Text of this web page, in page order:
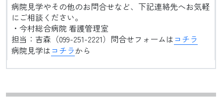
病院見学やその他のお問合せなど、下記連絡先へお気軽
にご相談ください。
・今村総合病院 看護管理室
担当：吉森（099-251-2221）問合せフォームはコチラ
病院見学はコチラから